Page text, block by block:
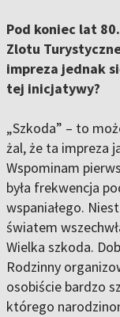
Pod koniec lat
Zlotu
impreza jednak
tej inicjatywy?
„Szkoda” – to
żal, że ta impreza
Wspominam
była frekwencja
wspaniałego.
światem
Wielka szkoda.
Rodzinny
osobiście bardzo
którego